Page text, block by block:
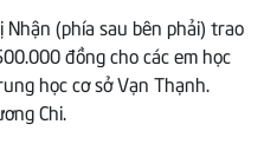
(phía sau bên phải) trao
đồng cho các em học
học cơ sở Vạn Thạnh.
Chi.